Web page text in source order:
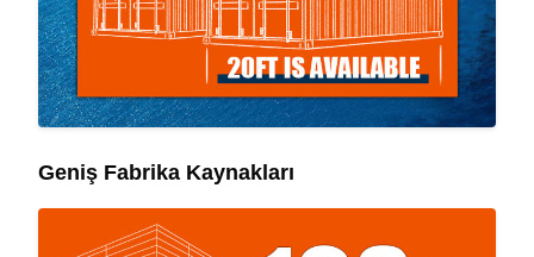
Geniş Fabrika Kaynakları